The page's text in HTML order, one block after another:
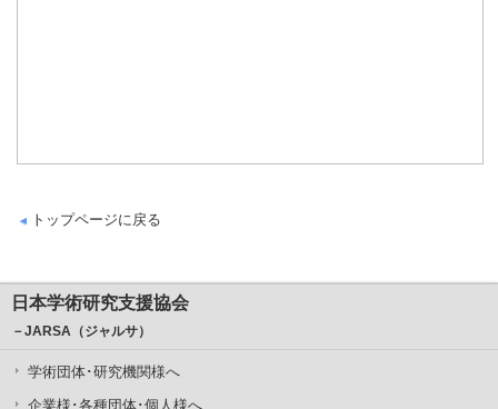
トップページに戻る
日本学術研究支援協会
－JARSA（ジャルサ）
学術団体･研究機関様へ
企業様･各種団体･個人様へ